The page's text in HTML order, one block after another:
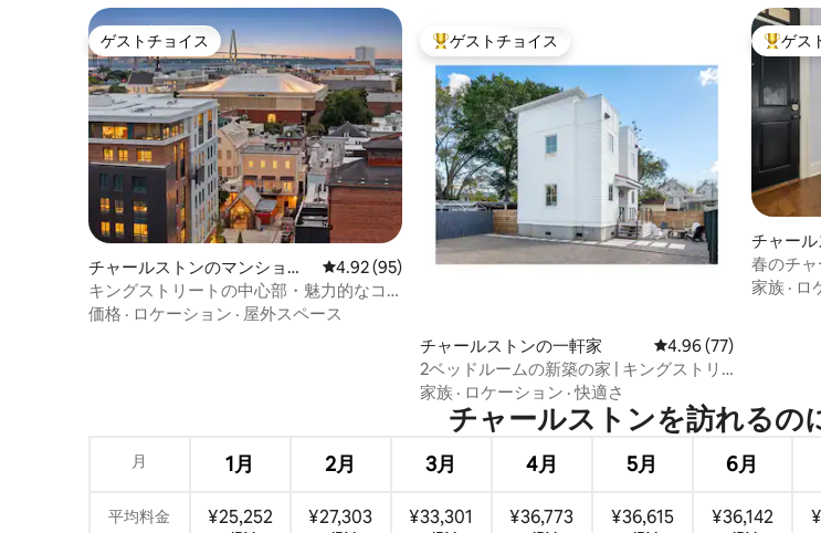
ゲストチョイス
ゲストチョイス
チャールストンのマンショ
ン・アパート
レビュー95件、5つ星中4.92つ星の平均評価
4.92 (95)
キングストリートの中心部・魅力的なコ
ンドミニアム・プライベートバルコニー
価格 · ロケーション · 屋外スペース
大好評のゲストチョイスです。
ゲストチョイス
チャールストンの一軒家 レビュー77件、5つ星
4.96 (77)
2ベッドルームの新築の家 | キングストリ
ートまで4ブロック | MUSC | ベランダ
家族 · ロケーション ·快適さ
大好評
ゲス
チャー
春のチ
ートで
家族 · ロ
チャールストンを訪⁠れ⁠るの⁠
月 1月 2月 3月 4月 5月 6月
平均料金
¥25,252
¥27,303
¥33,301
¥36,773
¥36,615
¥36,142